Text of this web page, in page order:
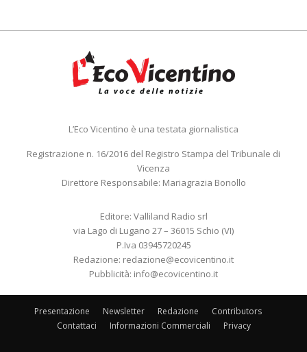
L’Eco Vicentino è una testata giornalistica
Registrazione n. 16/2016 del Registro Stampa del Tribunale di
Vicenza
Direttore Responsabile: Mariagrazia Bonollo
Editore: Valliland Radio srl
via Lago di Lugano 27 – 36015 Schio (VI)
P.Iva 03945720245
Redazione: redazione@ecovicentino.it
Pubblicità: info@ecovicentino.it
Presentazione Newsletter Redazione
Contributors
Contattaci
Informazioni Commerciali Privacy